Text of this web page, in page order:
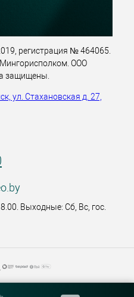
регистрация № 464065.
ООО
защищены.
ул. Стахановская д. 27,
Выходные: Сб, Вс, гос.